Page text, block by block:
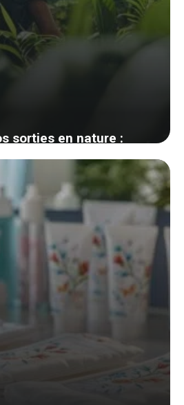
sorties en nature :
transporter le
sans souci